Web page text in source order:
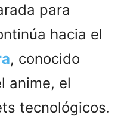
para
hacia el
, conocido
anime, el
tecnológicos.